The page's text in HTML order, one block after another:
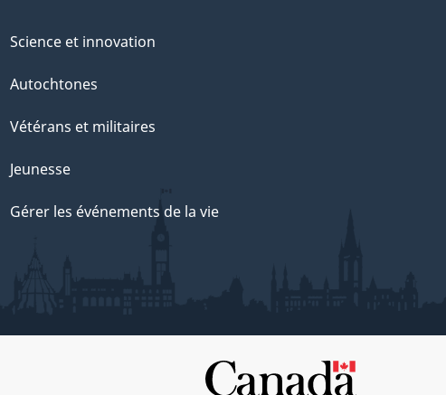
Science et innovation
Autochtones
Vétérans et militaires
Jeunesse
Gérer les événements de la vie